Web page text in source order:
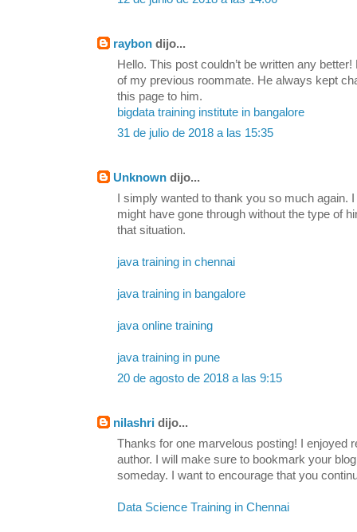
raybon dijo...
Hello. This post couldn’t be written any
of my previous roommate. He always kept
this page to him.
bigdata training institute in bangalore
31 de julio de 2018 a las 15:35
Unknown dijo...
I simply wanted to thank you so much again.
might have gone through without the type of
that situation.
java training in chennai
java training in bangalore
java online training
java training in pune
20 de agosto de 2018 a las 9:15
nilashri dijo...
Thanks for one marvelous posting! I enjoyed
author. I will make sure to bookmark your
someday. I want to encourage that you
Data Science Training in Chennai